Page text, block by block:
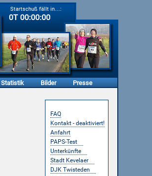
Startschuß fällt in…:
0T 00:00:00
Statistik Bilder Presse
FAQ
Kontakt - deaktiviert!
Anfahrt
PAPS-Test
Unterkünfte
Stadt Kevelaer
DJK Twisteden